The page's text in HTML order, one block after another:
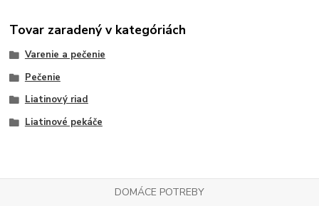
Tovar zaradený v kategóriách
Varenie a pečenie
Pečenie
Liatinový riad
Liatinové pekáče
DOMÁCE POTREBY